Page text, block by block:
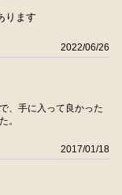
ります
2022/06/26
、手に入って良かった
。
2017/01/18